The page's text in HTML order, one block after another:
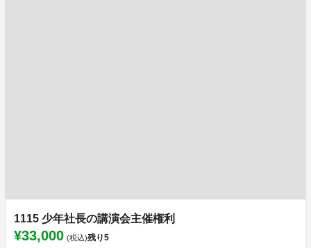
1115 少年社長の講演会主催権利
¥33,000 (税込)残り5